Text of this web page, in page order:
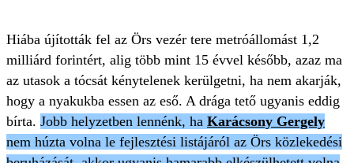
Hiába újították fel az Örs vezér tere metróállomást 1,2
milliárd forintért, alig több mint 15 évvel később, azaz ma
az utasok a tócsát kénytelenek kerülgetni, ha nem akarják,
hogy a nyakukba essen az eső. A drága tető ugyanis eddig
bírta. Jobb helyzetben lennénk, ha Karácsony Gergely
nem húzta volna le fejlesztési listájáról az Örs közlekedési